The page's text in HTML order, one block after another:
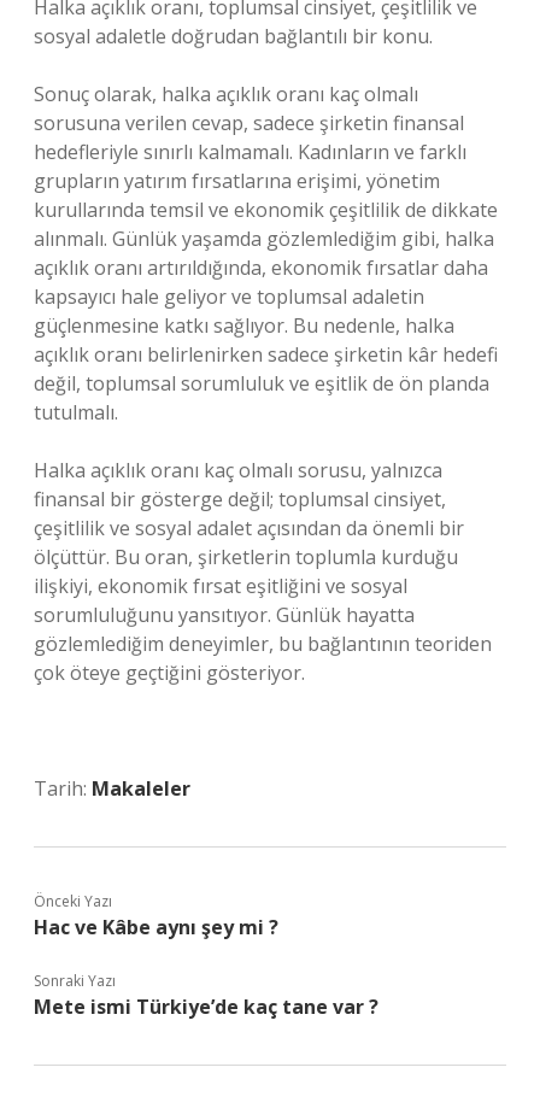
Halka açıklık oranı, toplumsal cinsiyet, çeşitlilik ve
sosyal adaletle doğrudan bağlantılı bir konu.
Sonuç olarak, halka açıklık oranı kaç olmalı
sorusuna verilen cevap, sadece şirketin finansal
hedefleriyle sınırlı kalmamalı. Kadınların ve farklı
grupların yatırım fırsatlarına erişimi, yönetim
kurullarında temsil ve ekonomik çeşitlilik de dikkate
alınmalı. Günlük yaşamda gözlemlediğim gibi, halka
açıklık oranı artırıldığında, ekonomik fırsatlar daha
kapsayıcı hale geliyor ve toplumsal adaletin
güçlenmesine katkı sağlıyor. Bu nedenle, halka
açıklık oranı belirlenirken sadece şirketin kâr hedefi
değil, toplumsal sorumluluk ve eşitlik de ön planda
tutulmalı.
Halka açıklık oranı kaç olmalı sorusu, yalnızca
finansal bir gösterge değil; toplumsal cinsiyet,
çeşitlilik ve sosyal adalet açısından da önemli bir
ölçüttür. Bu oran, şirketlerin toplumla kurduğu
ilişkiyi, ekonomik fırsat eşitliğini ve sosyal
sorumluluğunu yansıtıyor. Günlük hayatta
gözlemlediğim deneyimler, bu bağlantının teoriden
çok öteye geçtiğini gösteriyor.
Tarih: Makaleler
Önceki Yazı
Hac ve Kâbe aynı şey mi ?
Sonraki Yazı
Mete ismi Türkiye’de kaç tane var ?